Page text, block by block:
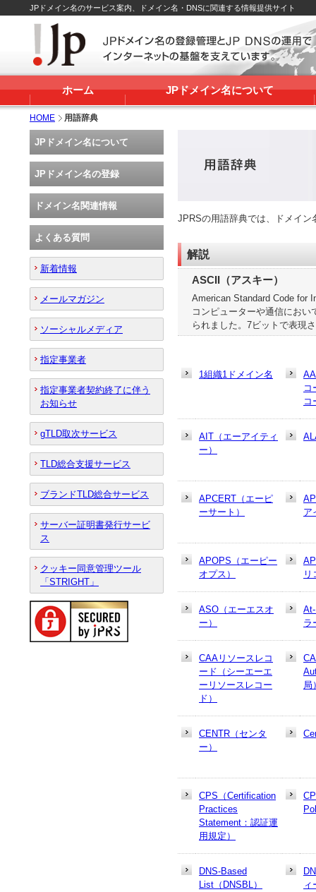
JPドメイン名のサービス案内、ドメイン名・DNSに関連する情報提供サイト
ホーム JPドメイン名について
HOME 用語辞典
JPRSの用語辞典では、ドメイ
解説
ASCII（アスキー）
American Standard Code for
コンピューターや通信にお
られました。7ビットで表現
1組織1ドメイン名
コ
コ
AIT（エーアイティ
ー）
APCERT（エーピ
ーサート）
ア
APOPS（エーピー
オプス）
リ
ASO（エーエスオ
ー）
ラ
CAAリソースレコ
ード（シーエーエ
ーリソースレコー
ド）
局
CENTR（センタ
ー）
CPS（Certification
Practices
Statement：認証運
用規定）
DNS-Based
List（DNSBL）
ィ
JPドメイン名について
JPドメイン名の登録
ドメイン名関連情報
よくある質問
新着情報
メールマガジン
ソーシャルメディア
指定事業者
指定事業者契約終了に伴う
お知らせ
gTLD取次サービス
TLD総合支援サービス
ブランドTLD総合サービス
サーバー証明書発行サービ
ス
クッキー同意管理ツール
「STRIGHT」